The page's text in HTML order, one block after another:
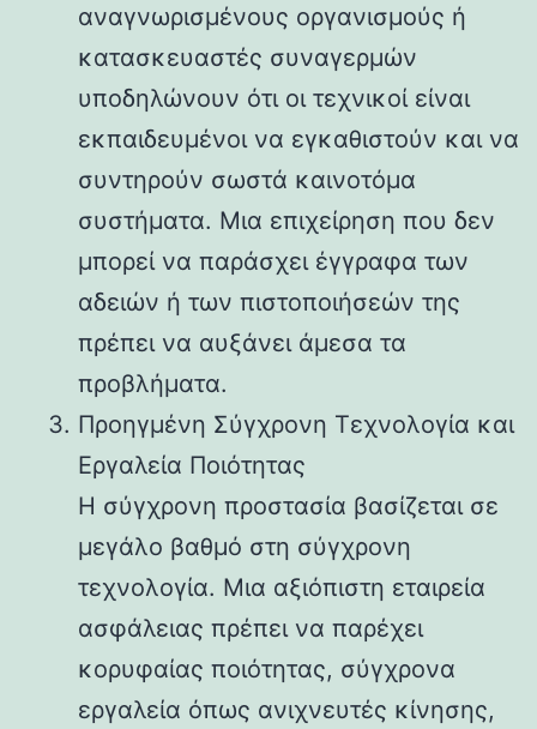
αναγνωρισμένους οργανισμούς ή
κατασκευαστές συναγερμών
υποδηλώνουν ότι οι τεχνικοί είναι
εκπαιδευμένοι να εγκαθιστούν και να
συντηρούν σωστά καινοτόμα
συστήματα. Μια επιχείρηση που δεν
μπορεί να παράσχει έγγραφα των
αδειών ή των πιστοποιήσεών της
πρέπει να αυξάνει άμεσα τα
προβλήματα.
Προηγμένη Σύγχρονη Τεχνολογία και
Εργαλεία Ποιότητας
Η σύγχρονη προστασία βασίζεται σε
μεγάλο βαθμό στη σύγχρονη
τεχνολογία. Μια αξιόπιστη εταιρεία
ασφάλειας πρέπει να παρέχει
κορυφαίας ποιότητας, σύγχρονα
εργαλεία όπως ανιχνευτές κίνησης,